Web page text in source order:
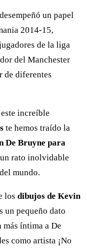
un papel
2014-15,
de la liga
del Manchester
de diferentes
increíble
te hemos traído la
De Bruyne para
un rato inolvidable
mundo.
los dibujos de Kevin
un pequeño dato
más íntima a De
como artista ¡No